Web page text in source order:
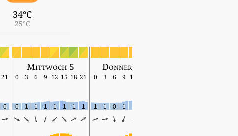
34°C
25°C
Mittwoch 5 Donnerstag 6
21 0 3 6 9 12 15 18 21 0 3 6 9 12
0 0 1 1 1 1 1 1 1 1 1 0 1